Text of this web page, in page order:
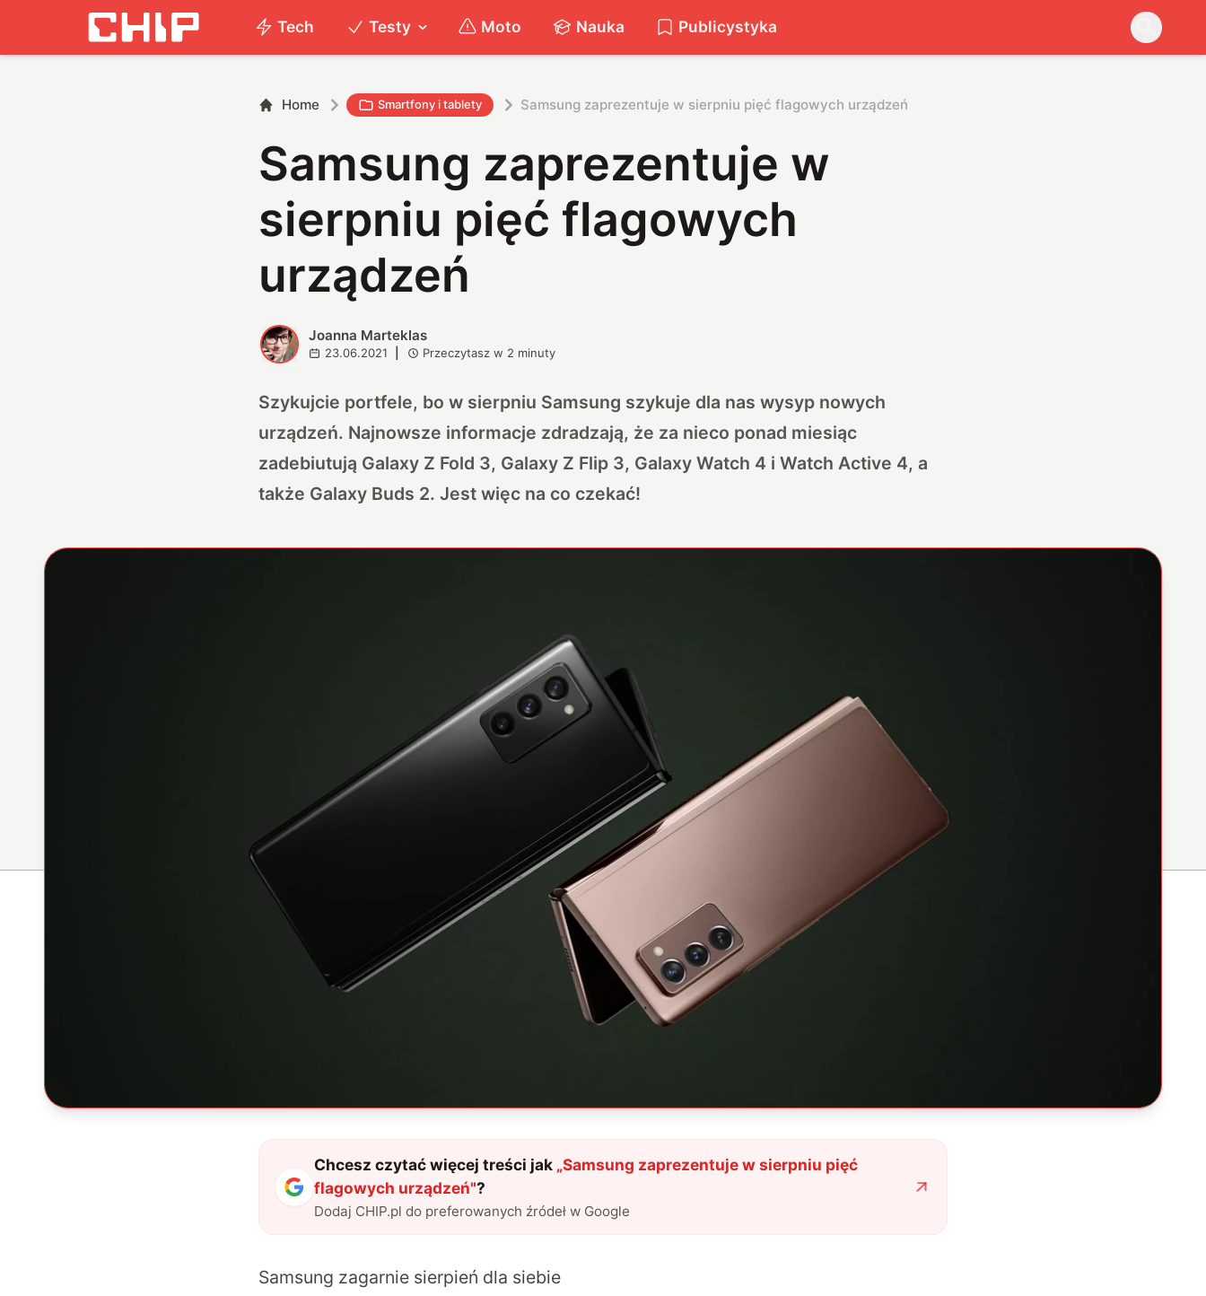
Tech Testy Moto Nauka Publicystyka
Home Smartfony i tablety Samsung zaprezentuje w sierpniu pięć flagowych urządzeń
Samsung zaprezentuje w
sierpniu pięć flagowych
urządzeń
J Joanna Marteklas
23.06.2021 Przeczytasz w 2 minuty
Szykujcie portfele, bo w sierpniu Samsung szykuje dla nas wysyp nowych
urządzeń. Najnowsze informacje zdradzają, że za nieco ponad miesiąc
zadebiutują Galaxy Z Fold 3, Galaxy Z Flip 3, Galaxy Watch 4 i Watch Active 4, a
także Galaxy Buds 2. Jest więc na co czekać!
Chcesz czytać więcej treści jak „Samsung zaprezentuje w sierpniu pięć
flagowych urządzeń"?
Dodaj CHIP.pl do preferowanych źródeł w Google
Samsung zagarnie sierpień dla siebie